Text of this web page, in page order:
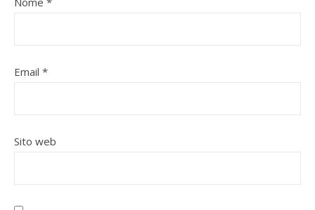
Email *
Sito web